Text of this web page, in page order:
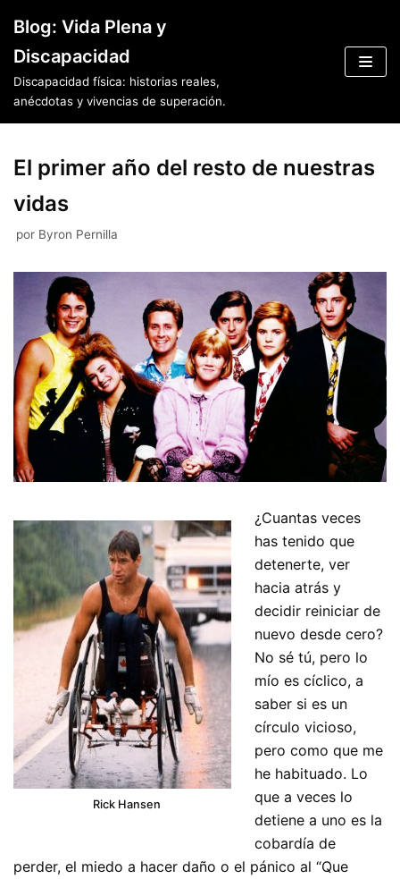
Saltar
al
contenido
Blog: Vida Plena y
Discapacidad
Discapacidad física: historias reales,
anécdotas y vivencias de superación.
El primer año del resto de nuestras
vidas
por Byron Pernilla
Rick Hansen
¿Cuantas veces
has tenido que
detenerte, ver
hacia atrás y
decidir reiniciar de
nuevo desde cero?
No sé tú, pero lo
mío es cíclico, a
saber si es un
círculo vicioso,
pero como que me
he habituado. Lo
que a veces lo
detiene a uno es la
cobardía de
perder, el miedo a hacer daño o el pánico al “Que